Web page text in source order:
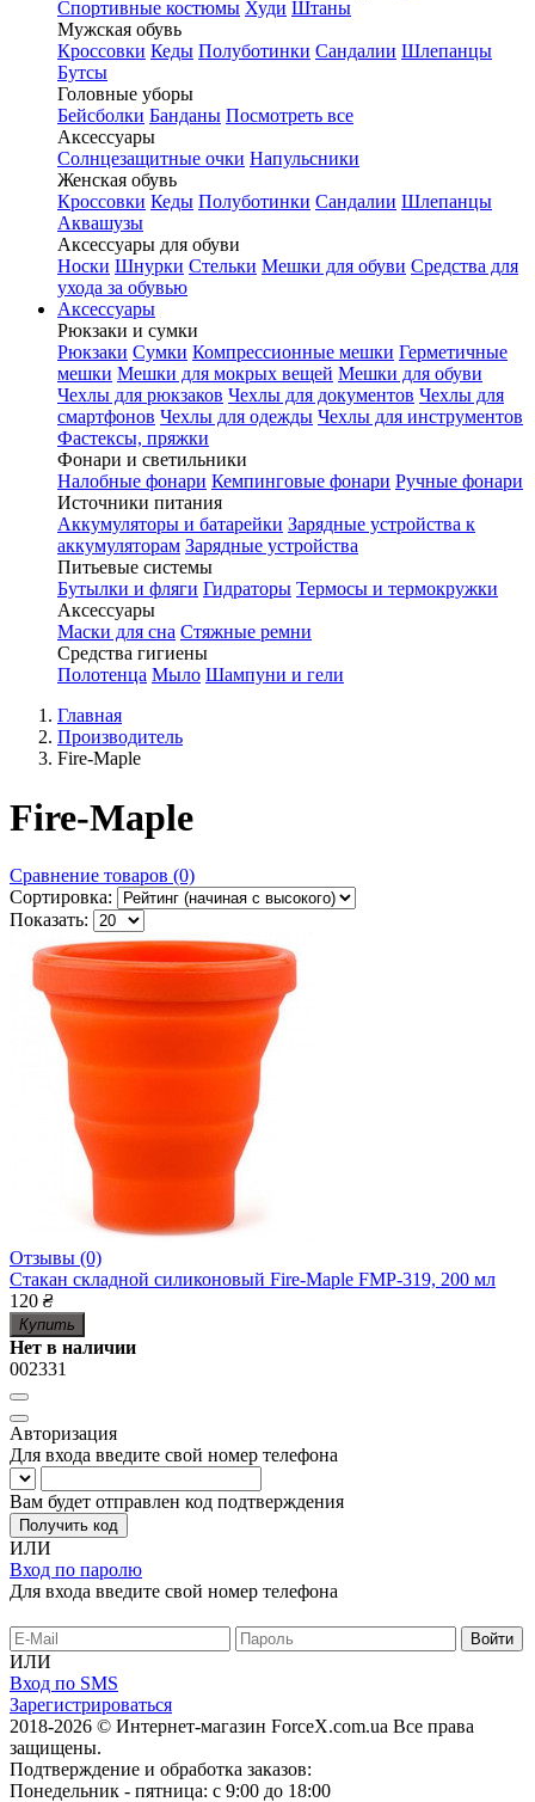
Спортивные костюмы Худи Штаны
Мужская обувь
Кроссовки Кеды Полуботинки Сандалии Шлепанцы
Бутсы
Головные уборы
Бейсболки Банданы Посмотреть все
Аксессуары
Солнцезащитные очки Напульсники
Женская обувь
Кроссовки Кеды Полуботинки Сандалии Шлепанцы
Аквашузы
Аксессуары для обуви
Носки Шнурки Стельки Мешки для обуви Средства для
ухода за обувью
Аксессуары
Рюкзаки и сумки
Рюкзаки Сумки Компрессионные мешки Герметичные
мешки Мешки для мокрых вещей Мешки для обуви
Чехлы для рюкзаков Чехлы для документов Чехлы для
смартфонов Чехлы для одежды Чехлы для инструментов
Фастексы, пряжки
Фонари и светильники
Налобные фонари Кемпинговые фонари Ручные фонари
Источники питания
Аккумуляторы и батарейки Зарядные устройства к
аккумуляторам Зарядные устройства
Питьевые системы
Бутылки и фляги Гидраторы Термосы и термокружки
Аксессуары
Маски для сна Стяжные ремни
Средства гигиены
Полотенца Мыло Шампуни и гели
Главная
Производитель
Fire-Maple
Fire-Maple
Сравнение товаров (0)
Сортировка:
Показать:
Отзывы (0)
Стакан складной силиконовый Fire-Maple FMP-319, 200 мл
120 ₴
Купить
Нет в наличии
002331
Авторизация
Для входа введите свой номер телефона
Вам будет отправлен код подтверждения
Получить код
ИЛИ
Вход по паролю
Для входа введите свой номер телефона
ИЛИ
Вход по SMS
Зарегистрироваться
2018-2026 © Интернет-магазин ForceX.com.ua Все права
защищены.
Подтверждение и обработка заказов:
Понедельник - пятница: с 9:00 до 18:00